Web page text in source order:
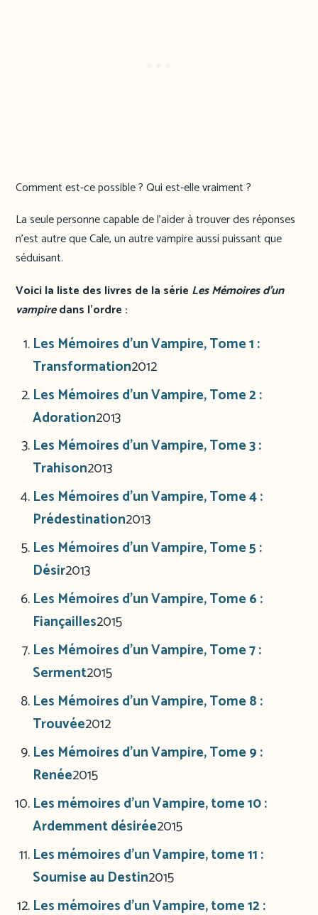
Comment est-ce possible ? Qui est-elle vraiment ?
La seule personne capable de l’aider à trouver des réponses
n’est autre que Cale, un autre vampire aussi puissant que
séduisant.
Voici la liste des livres de la série Les Mémoires d’un
vampiredans l’ordre :
Les Mémoires d’un Vampire, Tome 1 :
Transformation2012
Les Mémoires d’un Vampire, Tome 2 :
Adoration2013
Les Mémoires d’un Vampire, Tome 3 :
Trahison2013
Les Mémoires d’un Vampire, Tome 4 :
Prédestination2013
Les Mémoires d’un Vampire, Tome 5 :
Désir2013
Les Mémoires d’un Vampire, Tome 6 :
Fiançailles2015
Les Mémoires d’un Vampire, Tome 7 :
Serment2015
Les Mémoires d’un Vampire, Tome 8 :
Trouvée2012
Les Mémoires d’un Vampire, Tome 9 :
Renée2015
Les mémoires d’un Vampire, tome 10 :
Ardemment désirée2015
Les mémoires d’un Vampire, tome 11 :
Soumise au Destin2015
Les mémoires d’un Vampire, tome 12 :